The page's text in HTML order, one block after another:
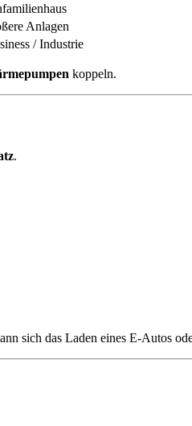
Anlagen
/ Industrie
koppeln.
.
sich das Laden eines E-Autos